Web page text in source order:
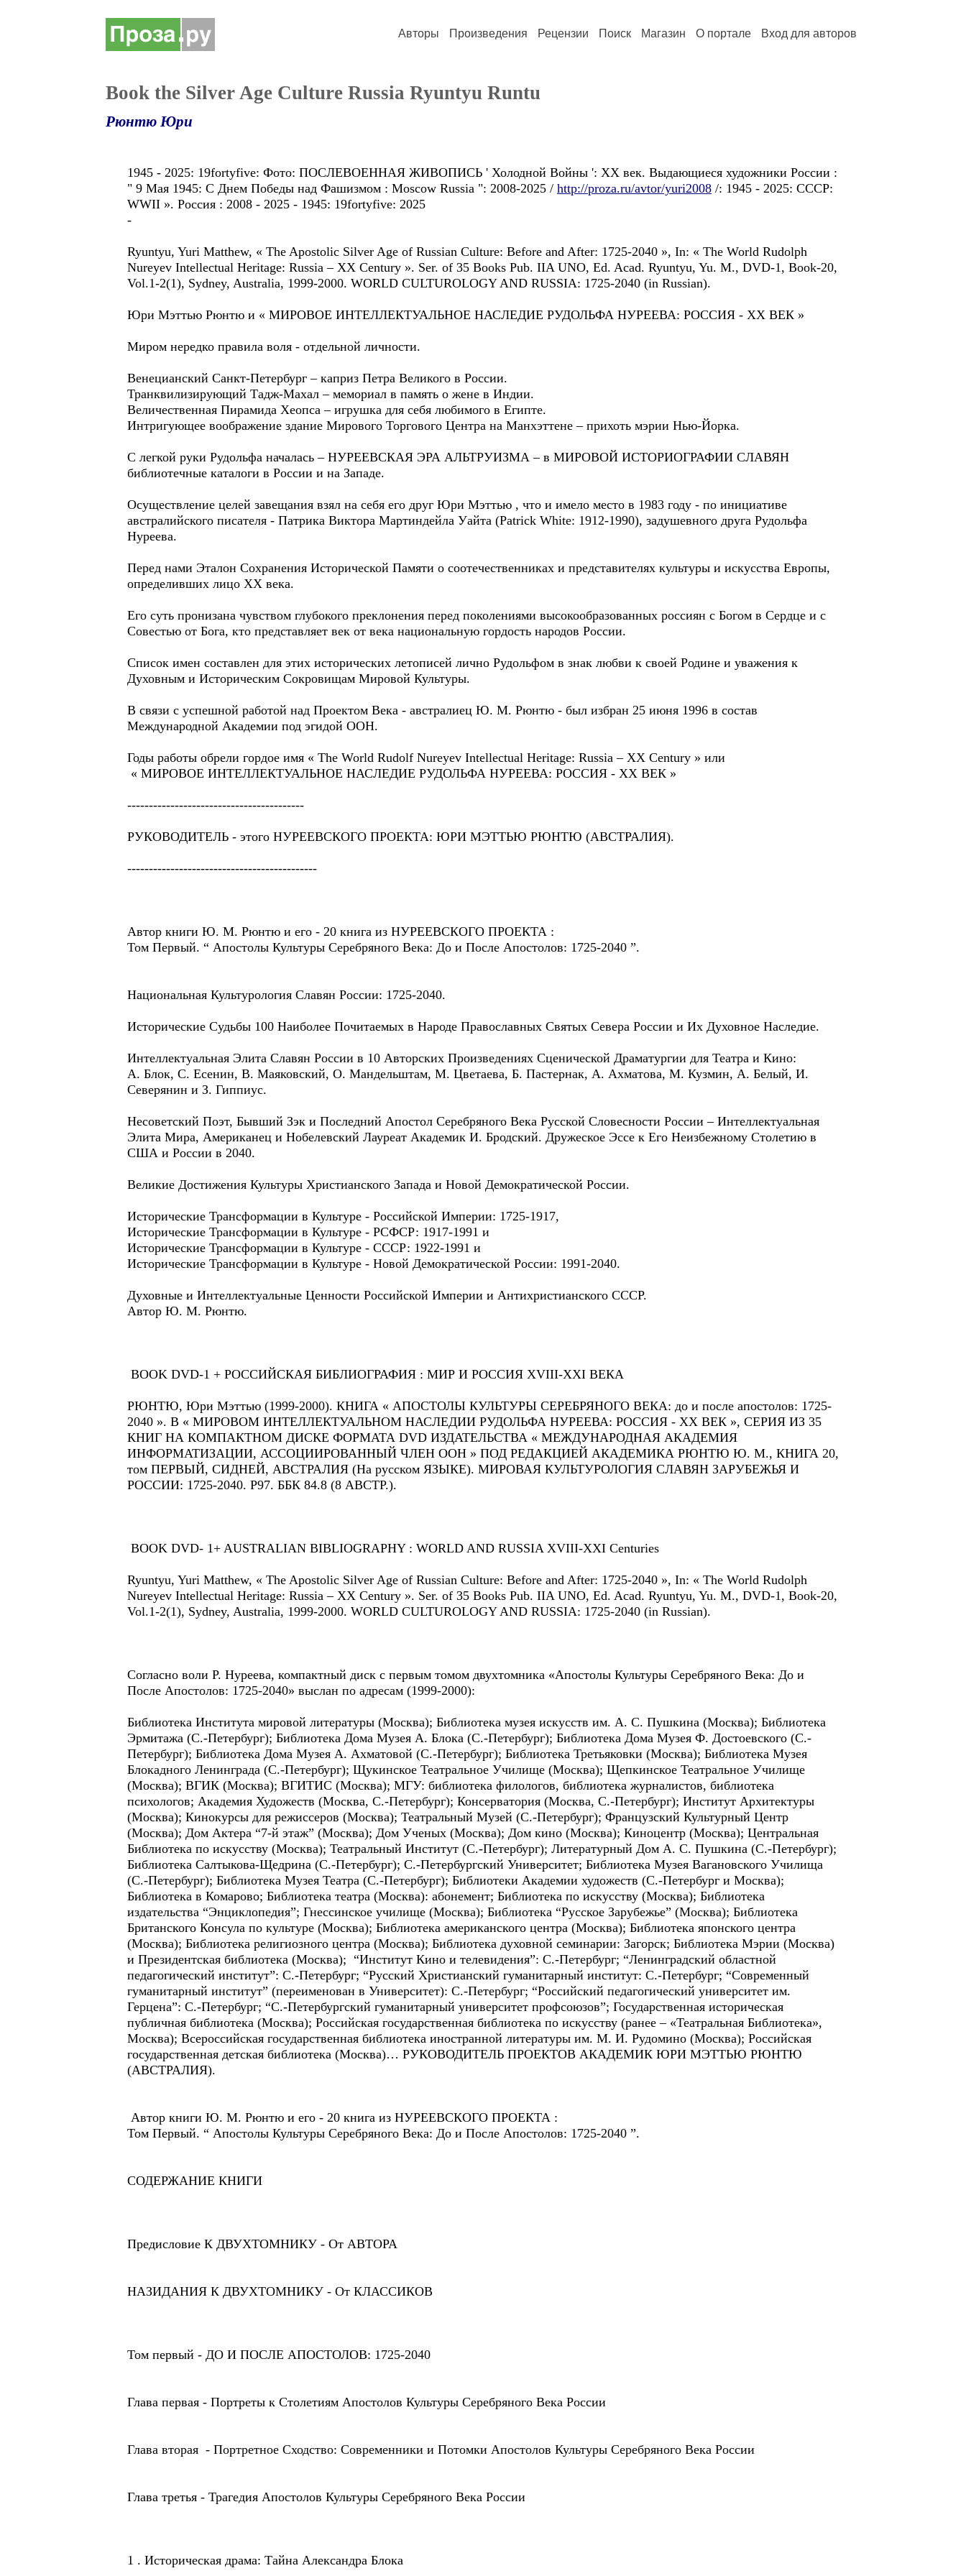
Авторы Произведения Рецензии Поиск Магазин О портале Вход для авторов
Book the Silver Age Culture Russia Ryuntyu Runtu
Рюнтю Юри
1945 - 2025: 19fortyfive: Фото: ПОСЛЕВОЕННАЯ ЖИВОПИСЬ ' Холодной Войны ': ХХ век. Выдающиеся художники России :
" 9 Мая 1945: C Днем Победы над Фашизмом : Moscow Russia ": 2008-2025 / http://proza.ru/avtor/yuri2008 /: 1945 - 2025: CCCP:
WWII ». Россия : 2008 - 2025 - 1945: 19fortyfive: 2025
-
Ryuntyu, Yuri Matthew, « The Apostolic Silver Age of Russian Culture: Before and After: 1725-2040 », In: « The World Rudolph
Nureyev Intellectual Heritage: Russia – XX Century ». Ser. of 35 Books Pub. IIA UNO, Ed. Acad. Ryuntyu, Yu. M., DVD-1, Book-20,
Vol.1-2(1), Sydney, Australia, 1999-2000. WORLD CULTUROLOGY AND RUSSIA: 1725-2040 (in Russian).
Юри Мэттью Рюнтю и « МИРОВОЕ ИНТЕЛЛЕКТУАЛЬНОЕ НАСЛЕДИЕ РУДОЛЬФА НУРЕЕВА: РОССИЯ - ХХ ВЕК »
Миром нередко правила воля - отдельной личности.
Венецианский Санкт-Петербург – каприз Петра Великого в России.
Транквилизирующий Тадж-Махал – мемориал в память о жене в Индии.
Величественная Пирамида Хеопса – игрушка для себя любимого в Египте.
Интригующее воображение здание Мирового Торгового Центра на Манхэттене – прихоть мэрии Нью-Йорка.
С легкой руки Рудольфа началась – НУРЕЕВСКАЯ ЭРА АЛЬТРУИЗМА – в МИРОВОЙ ИСТОРИОГРАФИИ СЛАВЯН
библиотечные каталоги в России и на Западе.
Осуществление целей завещания взял на себя его друг Юри Мэттью , что и имело место в 1983 году - по инициативе
австралийского писателя - Патрика Виктора Мартиндейла Уайта (Patrick White: 1912-1990), задушевного друга Рудольфа
Нуреева.
Перед нами Эталон Сохранения Исторической Памяти о соотечественниках и представителях культуры и искусства Европы,
определивших лицо ХХ века.
Его суть пронизана чувством глубокого преклонения перед поколениями высокообразованных россиян с Богом в Сердце и с
Совестью от Бога, кто представляет век от века национальную гордость народов России.
Список имен составлен для этих исторических летописей лично Рудольфом в знак любви к своей Родине и уважения к
Духовным и Историческим Сокровищам Мировой Культуры.
В связи с успешной работой над Проектом Века - австралиец Ю. М. Рюнтю - был избран 25 июня 1996 в состав
Международной Академии под эгидой ООН.
Годы работы обрели гордое имя « The World Rudolf Nureyev Intellectual Heritage: Russia – XX Century » или
« МИРОВОЕ ИНТЕЛЛЕКТУАЛЬНОЕ НАСЛЕДИЕ РУДОЛЬФА НУРЕЕВА: РОССИЯ - ХХ ВЕК »
-----------------------------------------
РУКОВОДИТЕЛЬ - этого НУРЕЕВСКОГО ПРОЕКТА: ЮРИ МЭТТЬЮ РЮНТЮ (АВСТРАЛИЯ).
--------------------------------------------
Автор книги Ю. М. Рюнтю и его - 20 книга из НУРЕЕВСКОГО ПРОЕКТА :
Том Первый. “ Апостолы Культуры Серебряного Века: До и После Апостолов: 1725-2040 ”.
Национальная Культурология Славян России: 1725-2040.
Исторические Судьбы 100 Наиболее Почитаемых в Народе Православных Святых Севера России и Их Духовное Наследие.
Интеллектуальная Элита Славян России в 10 Авторских Произведениях Сценической Драматургии для Театра и Кино:
А. Блок, С. Есенин, В. Маяковский, О. Мандельштам, М. Цветаева, Б. Пастернак, А. Ахматова, М. Кузмин, А. Белый, И.
Северянин и З. Гиппиус.
Несоветский Поэт, Бывший Зэк и Последний Апостол Серебряного Века Русской Словесности России – Интеллектуальная
Элита Мира, Американец и Нобелевский Лауреат Академик И. Бродский. Дружеское Эссе к Его Неизбежному Столетию в
США и России в 2040.
Великие Достижения Культуры Христианского Запада и Новой Демократической России.
Исторические Трансформации в Культуре - Российской Империи: 1725-1917,
Исторические Трансформации в Культуре - РСФСР: 1917-1991 и
Исторические Трансформации в Культуре - СССР: 1922-1991 и
Исторические Трансформации в Культуре - Новой Демократической России: 1991-2040.
Духовные и Интеллектуальные Ценности Российской Империи и Антихристианского СССР.
Автор Ю. М. Рюнтю.
BOOK DVD-1 + РОССИЙСКАЯ БИБЛИОГРАФИЯ : МИР И РОССИЯ XVIII-XXI ВЕКА
РЮНТЮ, Юри Мэттью (1999-2000). КНИГА « АПОСТОЛЫ КУЛЬТУРЫ СЕРЕБРЯНОГО ВЕКА: до и после апостолов: 1725-
2040 ». В « МИРОВОМ ИНТЕЛЛЕКТУАЛЬНОМ НАСЛЕДИИ РУДОЛЬФА НУРЕЕВА: РОССИЯ - ХХ ВЕК », СЕРИЯ ИЗ 35
КНИГ НА КОМПАКТНОМ ДИСКЕ ФОРМАТА DVD ИЗДАТЕЛЬСТВА « МЕЖДУНАРОДНАЯ АКАДЕМИЯ
ИНФОРМАТИЗАЦИИ, АССОЦИИРОВАННЫЙ ЧЛЕН ООН » ПОД РЕДАКЦИЕЙ АКАДЕМИКА РЮНТЮ Ю. М., КНИГА 20,
том ПЕРВЫЙ, СИДНЕЙ, АВСТРАЛИЯ (На русском ЯЗЫКЕ). МИРОВАЯ КУЛЬТУРОЛОГИЯ СЛАВЯН ЗАРУБЕЖЬЯ И
РОССИИ: 1725-2040. Р97. ББК 84.8 (8 АВСТР.).
BOOK DVD- 1+ AUSTRALIAN BIBLIOGRAPHY : WORLD AND RUSSIA XVIII-XXI Centuries
Ryuntyu, Yuri Matthew, « The Apostolic Silver Age of Russian Culture: Before and After: 1725-2040 », In: « The World Rudolph
Nureyev Intellectual Heritage: Russia – XX Century ». Ser. of 35 Books Pub. IIA UNO, Ed. Acad. Ryuntyu, Yu. M., DVD-1, Book-20,
Vol.1-2(1), Sydney, Australia, 1999-2000. WORLD CULTUROLOGY AND RUSSIA: 1725-2040 (in Russian).
Согласно воли Р. Нуреева, компактный диск с первым томом двухтомника «Апостолы Культуры Серебряного Века: До и
После Апостолов: 1725-2040» выслан по адресам (1999-2000):
Библиотека Института мировой литературы (Москва); Библиотека музея искусств им. А. С. Пушкина (Москва); Библиотека
Эрмитажа (С.-Петербург); Библиотека Дома Музея А. Блока (С.-Петербург); Библиотека Дома Музея Ф. Достоевского (С.-
Петербург); Библиотека Дома Музея А. Ахматовой (С.-Петербург); Библиотека Третьяковки (Москва); Библиотека Музея
Блокадного Ленинграда (С.-Петербург); Щукинское Театральное Училище (Москва); Щепкинское Театральное Училище
(Москва); ВГИК (Москва); ВГИТИС (Москва); МГУ: библиотека филологов, библиотека журналистов, библиотека
психологов; Академия Художеств (Москва, С.-Петербург); Консерватория (Москва, С.-Петербург); Институт Архитектуры
(Москва); Кинокурсы для режиссеров (Москва); Театральный Музей (С.-Петербург); Французский Культурный Центр
(Москва); Дом Актера “7-й этаж” (Москва); Дом Ученых (Москва); Дом кино (Москва); Киноцентр (Москва); Центральная
Библиотека по искусству (Москва); Театральный Институт (С.-Петербург); Литературный Дом А. С. Пушкина (С.-Петербург);
Библиотека Салтыкова-Щедрина (С.-Петербург); С.-Петербургский Университет; Библиотека Музея Вагановского Училища
(С.-Петербург); Библиотека Музея Театра (С.-Петербург); Библиотеки Академии художеств (С.-Петербург и Москва);
Библиотека в Комарово; Библиотека театра (Москва): абонемент; Библиотека по искусству (Москва); Библиотека
издательства “Энциклопедия”; Гнессинское училище (Москва); Библиотека “Русское Зарубежье” (Москва); Библиотека
Британского Консула по культуре (Москва); Библиотека американского центра (Москва); Библиотека японского центра
(Москва); Библиотека религиозного центра (Москва); Библиотека духовной семинарии: Загорск; Библиотека Мэрии (Москва)
и Президентская библиотека (Москва); “Институт Кино и телевидения”: С.-Петербург; “Ленинградский областной
педагогический институт”: С.-Петербург; “Русский Христианский гуманитарный институт: С.-Петербург; “Современный
гуманитарный институт” (переименован в Университет): С.-Петербург; “Российский педагогический университет им.
Герцена”: С.-Петербург; “С.-Петербургский гуманитарный университет профсоюзов”; Государственная историческая
публичная библиотека (Москва); Российская государственная библиотека по искусству (ранее – «Театральная Библиотека»,
Москва); Всероссийская государственная библиотека иностранной литературы им. М. И. Рудомино (Москва); Российская
государственная детская библиотека (Москва)… РУКОВОДИТЕЛЬ ПРОЕКТОВ АКАДЕМИК ЮРИ МЭТТЬЮ РЮНТЮ
(АВСТРАЛИЯ).
Автор книги Ю. М. Рюнтю и его - 20 книга из НУРЕЕВСКОГО ПРОЕКТА :
Том Первый. “ Апостолы Культуры Серебряного Века: До и После Апостолов: 1725-2040 ”.
СОДЕРЖАНИЕ КНИГИ
Предисловие К ДВУХТОМНИКУ - От АВТОРА
НАЗИДАНИЯ К ДВУХТОМНИКУ - От КЛАССИКОВ
Том первый - ДО И ПОСЛЕ АПОСТОЛОВ: 1725-2040
Глава первая - Портреты к Столетиям Апостолов Культуры Серебряного Века России
Глава вторая - Портретное Сходство: Современники и Потомки Апостолов Культуры Серебряного Века России
Глава третья - Трагедия Апостолов Культуры Серебряного Века России
1 . Историческая драма: Тайна Александра Блока